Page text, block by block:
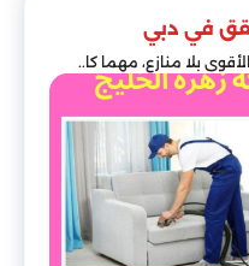
في دبي
بلا منازع، مهما كا..